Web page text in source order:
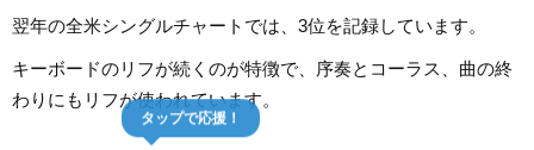
翌年の全米シングルチャートでは、3位を記録しています。
キーボードのリフが続くのが特徴で、序奏とコーラス、曲の終
わりにもリフが使われています。
タップで応援！